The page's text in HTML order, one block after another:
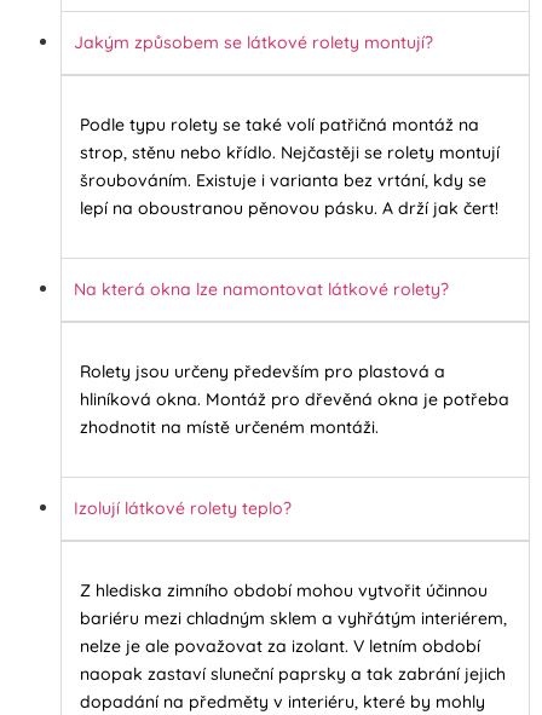
Jakým způsobem se látkové rolety montují?
Podle typu rolety se také volí patřičná montáž na
strop, stěnu nebo křídlo. Nejčastěji se rolety montují
šroubováním. Existuje i varianta bez vrtání, kdy se
lepí na oboustranou pěnovou pásku. A drží jak čert!
Na která okna lze namontovat látkové rolety?
Rolety jsou určeny především pro plastová a
hliníková okna. Montáž pro dřevěná okna je potřeba
zhodnotit na místě určeném montáži.
Izolují látkové rolety teplo?
Z hlediska zimního období mohou vytvořit účinnou
bariéru mezi chladným sklem a vyhřátým interiérem,
nelze je ale považovat za izolant. V letním období
naopak zastaví sluneční paprsky a tak zabrání jejich
dopadání na předměty v interiéru, které by mohly